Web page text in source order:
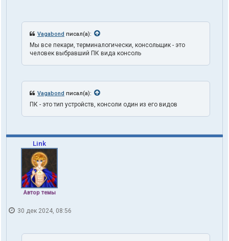
o
Vagabond писал(а):
Мы все пекари, терминалогически, консольщик - это
человек выбравший ПК вида консоль
Vagabond писал(а):
ПК - это тип устройств, консоли один из его видов
Link
Автор темы
30 дек 2024, 08:56